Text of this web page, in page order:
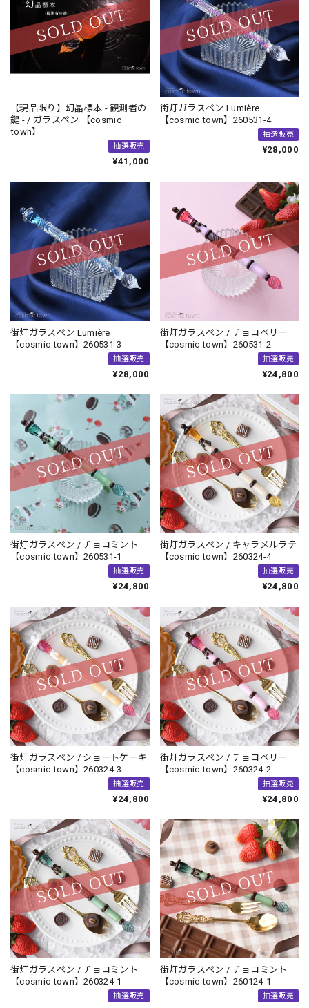
【現品限り】幻晶標本 - 観測者の
鍵 - / ガラスペン 【cosmic
town】
抽選販売
¥41,000
街灯ガラスペン Lumière
【cosmic town】260531-4
抽選販売
¥28,000
街灯ガラスペン Lumière
【cosmic town】260531-3
抽選販売
¥28,000
街灯ガラスペン / チョコベリー
【cosmic town】260531-2
抽選販売
¥24,800
街灯ガラスペン / チョコミント
【cosmic town】260531-1
抽選販売
¥24,800
街灯ガラスペン / キャラメルラテ
【cosmic town】260324-4
抽選販売
¥24,800
街灯ガラスペン / ショートケーキ
【cosmic town】260324-3
抽選販売
¥24,800
街灯ガラスペン / チョコベリー
【cosmic town】260324-2
抽選販売
¥24,800
街灯ガラスペン / チョコミント
【cosmic town】260324-1
抽選販売
街灯ガラスペン / チョコミント
【cosmic town】260124-1
抽選販売